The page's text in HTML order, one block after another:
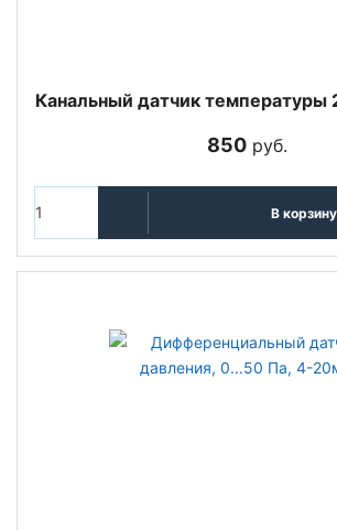
Канальный датчик температуры
850руб.
В корзину